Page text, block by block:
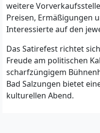
weitere
Preisen, Ermäßigungen
Interessierte auf den
Das Satirefest richtet
Freude am politischen
scharfzüngigem
Bad Salzungen bietet
kulturellen Abend.